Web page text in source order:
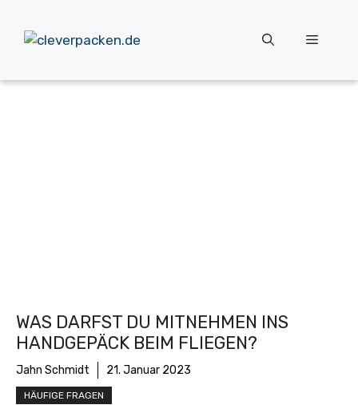
Inhalt
springen
Menü
WAS DARFST DU MITNEHMEN INS
HANDGEPÄCK BEIM FLIEGEN?
Jahn Schmidt 21. Januar 2023
HÄUFIGE FRAGEN